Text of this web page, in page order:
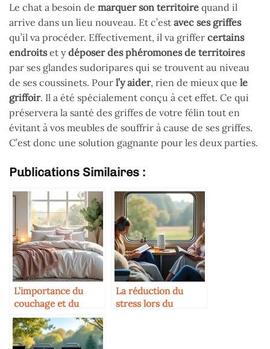
Le chat a besoin de marquer son territoire quand il
arrive dans un lieu nouveau. Et c’est avec ses griffes
qu’il va procéder. Effectivement, il va griffer certains
endroitset ydéposer des phéromones de territoires
par ses glandes sudoripares qui se trouvent au niveau
de ses coussinets. Pour l’y aider, rien de mieux que le
griffoir. Il a été spécialement conçu à cet effet. Ce qui
préservera la santé des griffes de votre félin tout en
évitant à vos meubles de souffrir à cause de ses griffes.
C’est donc une solution gagnante pour les deux parties.
Publications Similaires :
L’importance du
couchage et du
confort
La réduction du
stress lors du